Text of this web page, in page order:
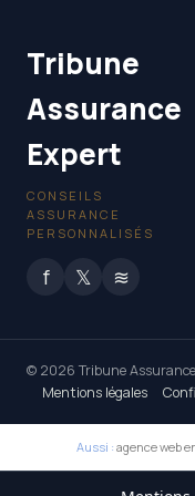
Tribune
Assurance
Expert
CONSEILS
ASSURANCE
PERSONNALISÉS
f 𝕏 ≋
© 2026 Tribune
Mentions légales
Aussi : agence web